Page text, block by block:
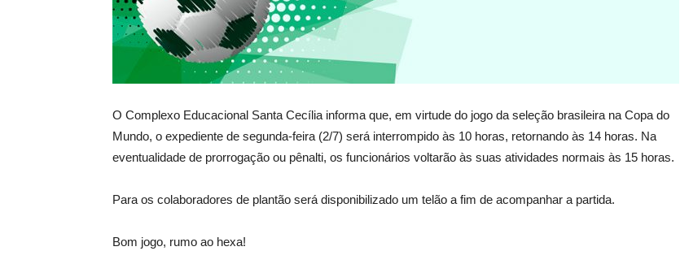
O Complexo Educacional Santa Cecília informa que, em virtude do jogo da seleção brasileira na Copa do
Mundo, o expediente de segunda-feira (2/7) será interrompido às 10 horas, retornando às 14 horas. Na
eventualidade de prorrogação ou pênalti, os funcionários voltarão às suas atividades normais às 15 horas.
Para os colaboradores de plantão será disponibilizado um telão a fim de acompanhar a partida.
Bom jogo, rumo ao hexa!